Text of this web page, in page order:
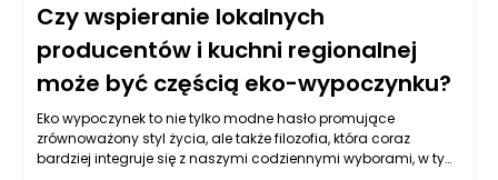
Czy wspieranie lokalnych
producentów i kuchni regionalnej
może być częścią eko-wypoczynku?
Eko wypoczynek to nie tylko modne hasło promujące
zrównoważony styl życia, ale także filozofia, która coraz
bardziej integruje się z naszymi codziennymi wyborami, w tym